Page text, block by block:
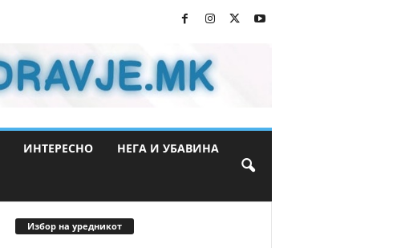
ИНТЕРЕСНО НЕГА И УБАВИНА
Избор на уредникот